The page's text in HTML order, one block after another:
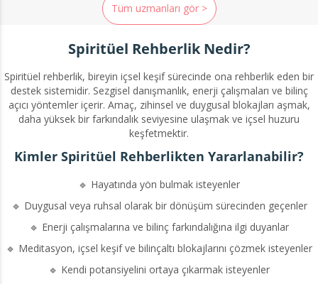
Tüm uzmanları gör >
Spiritüel Rehberlik Nedir?
Spiritüel rehberlik, bireyin içsel keşif sürecinde ona rehberlik eden bir
destek sistemidir. Sezgisel danışmanlık, enerji çalışmaları ve bilinç
açıcı yöntemler içerir. Amaç, zihinsel ve duygusal blokajları aşmak,
daha yüksek bir farkındalık seviyesine ulaşmak ve içsel huzuru
keşfetmektir.
Kimler Spiritüel Rehberlikten Yararlanabilir?
🔹 Hayatında yön bulmak isteyenler
🔹 Duygusal veya ruhsal olarak bir dönüşüm sürecinden geçenler
🔹 Enerji çalışmalarına ve bilinç farkındalığına ilgi duyanlar
🔹 Meditasyon, içsel keşif ve bilinçaltı blokajlarını çözmek isteyenler
🔹 Kendi potansiyelini ortaya çıkarmak isteyenler